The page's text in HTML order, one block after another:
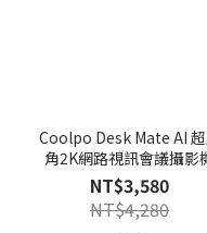
Coolpo Desk Mate AI
角2K網路視訊會議攝影
NT$3,580
NT$4,280